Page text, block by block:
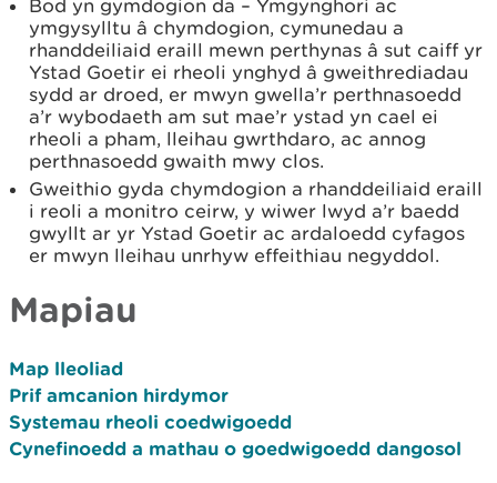
Bod yn gymdogion da – Ymgynghori ac
ymgysylltu â chymdogion, cymunedau a
rhanddeiliaid eraill mewn perthynas â sut caiff yr
Ystad Goetir ei rheoli ynghyd â gweithrediadau
sydd ar droed, er mwyn gwella’r perthnasoedd
a’r wybodaeth am sut mae’r ystad yn cael ei
rheoli a pham, lleihau gwrthdaro, ac annog
perthnasoedd gwaith mwy clos.
Gweithio gyda chymdogion a rhanddeiliaid eraill
i reoli a monitro ceirw, y wiwer lwyd a’r baedd
gwyllt ar yr Ystad Goetir ac ardaloedd cyfagos
er mwyn lleihau unrhyw effeithiau negyddol.
Mapiau
Map lleoliad
Prif amcanion hirdymor
Systemau rheoli coedwigoedd
Cynefinoedd a mathau o goedwigoedd dangosol